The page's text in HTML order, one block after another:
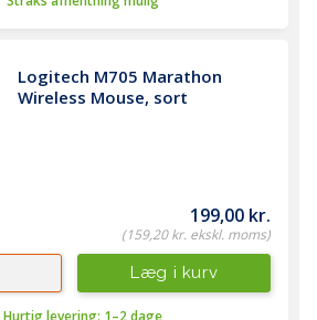
Logitech M705 Marathon
Wireless Mouse, sort
199,00 kr.
(159,20 kr. ekskl. moms)
Hurtig levering: 1–2 dage
Læg i kurv